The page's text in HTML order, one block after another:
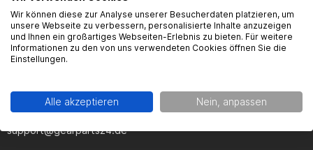
Hersteller:
Im Langgewann 5-7
65719 Hofheim a.Ts.
support@gearparts24.de
Wir können diese zur Analyse unserer Besucherdaten platzieren, um
unsere Webseite zu verbessern, personalisierte Inhalte anzuzeigen
und Ihnen ein großartiges Webseiten-Erlebnis zu bieten. Für weitere
Informationen zu den von uns verwendeten Cookies öffnen Sie die
Einstellungen.
Alle akzeptieren Nein, anpassen